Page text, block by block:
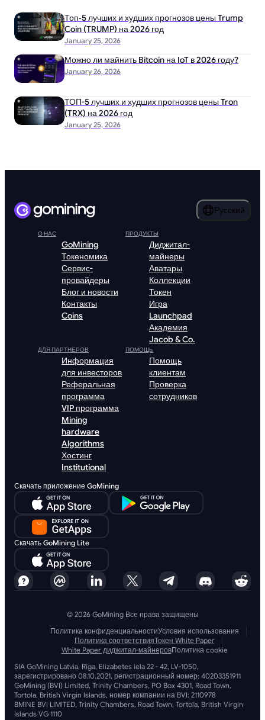
January 25, 2026
Топ‑5 лучших и худших прогнозов цены Trump
Coin (TRUMP) на 2026 год
January 26, 2026
Можно ли майнить Bitcoin на IoT в 2026 году?
January 25, 2026
ТОП-5 лучших и худших прогнозов цены Tron
(TRX) на 2026 год
Русский
О НАС
GoMining
Токеномика
Сервис-
провайдеры
Блог и новости
Контакты
Coins
ПРОДУКТЫ
Диджитал-
майнеры
Аватары
Коллекции
Токен
Игра
Launchpad
Академия
Jacob & Co.
ДЛЯ ПАРТНЕРОВ
Информация
для инвесторов
Реферальная
программа
VIP программа
Mining
hardware
Algorithms
Хостинг
Institutional
ПОМОЩЬ
Помощь
клиентам
Проверка
сотрудников
Скачать приложение GoMining
Скачать GoMining Lite
© 2026 GoMining Все права защищены
Политика конфиденциальностиУсловия использования
Политика соответствияТокен White Paper
White Paper диджитал-майнеровПолитика cookie
SIA GoMining Latvia, Rīga, Elizabetes iela 22 - 42, LV-1050,
зарегистрировано 08.10.2021, регистрационный номер: 40203351911
GoMining (BVI) Limited, Trinity Chambers, PO Box 4301, Road Town,
Tortola, British Virgin Islands, номер компании на BVI: 2110978
BMINE BVI LIMITED, Trinity Chambers, Road Town, Tortola, British Virgin
Islands VG 1110